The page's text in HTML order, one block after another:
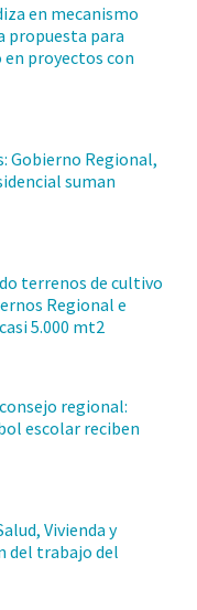
en mecanismo
propuesta para
proyectos con
Gobierno Regional,
suman
terrenos de cultivo
Regional e
5.000 mt2
regional:
escolar reciben
Vivienda y
del trabajo del